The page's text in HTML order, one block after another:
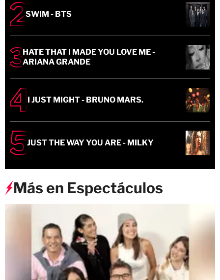
SWIM - BTS
HATE THAT I MADE YOU LOVE ME -
ARIANA GRANDE
I JUST MIGHT - BRUNO MARS.
JUST THE WAY YOU ARE - MILKY
Más en Espectáculos